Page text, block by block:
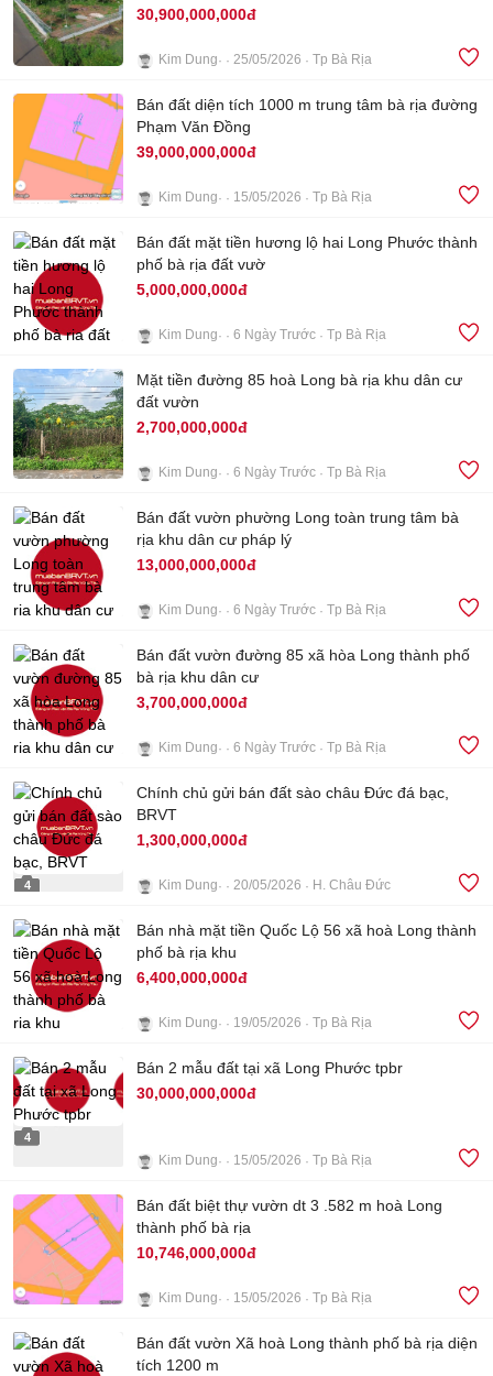
30,900,000,000đ
Kim Dung 25/05/2026 Tp Bà Rịa
Bán đất diện tích 1000 m trung tâm bà rịa đường
Phạm Văn Đồng
39,000,000,000đ
Kim Dung 15/05/2026 Tp Bà Rịa
Bán đất mặt tiền hương lộ hai Long Phước thành
phố bà rịa đất vườ
5,000,000,000đ
Kim Dung 6 Ngày Trước Tp Bà Rịa
Mặt tiền đường 85 hoà Long bà rịa khu dân cư
đất vườn
2,700,000,000đ
Kim Dung 6 Ngày Trước Tp Bà Rịa
5
Bán đất vườn phường Long toàn trung tâm bà
rịa khu dân cư pháp lý
13,000,000,000đ
Kim Dung 6 Ngày Trước Tp Bà Rịa
Bán đất vườn đường 85 xã hòa Long thành phố
bà rịa khu dân cư
3,700,000,000đ
Kim Dung 6 Ngày Trước Tp Bà Rịa
4
Chính chủ gửi bán đất sào châu Đức đá bạc,
BRVT
1,300,000,000đ
Kim Dung 20/05/2026 H. Châu Đức
Bán nhà mặt tiền Quốc Lộ 56 xã hoà Long thành
phố bà rịa khu
6,400,000,000đ
Kim Dung 19/05/2026 Tp Bà Rịa
4
Bán 2 mẫu đất tại xã Long Phước tpbr
30,000,000,000đ
Kim Dung 15/05/2026 Tp Bà Rịa
Bán đất biệt thự vườn dt 3 .582 m hoà Long
thành phố bà rịa
10,746,000,000đ
Kim Dung 15/05/2026 Tp Bà Rịa
Bán đất vườn Xã hoà Long thành phố bà rịa diện
tích 1200 m